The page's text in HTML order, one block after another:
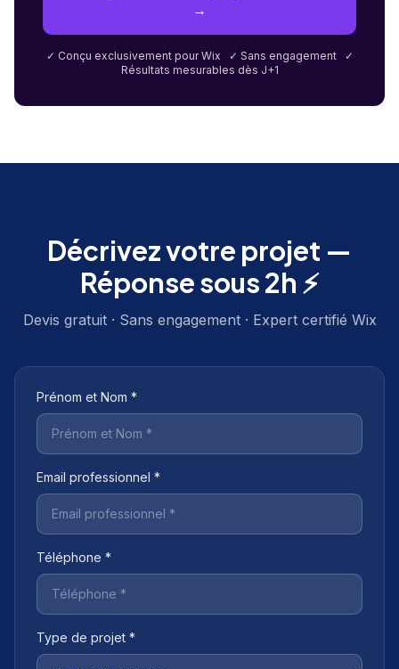
→
✓ Conçu exclusivement pour Wix ✓ Sans engagement ✓
Résultats mesurables dès J+1
Décrivez votre projet —
Réponse sous 2h ⚡
Devis gratuit · Sans engagement · Expert certifié Wix
Prénom et Nom *
Email professionnel *
Téléphone *
Type de projet *